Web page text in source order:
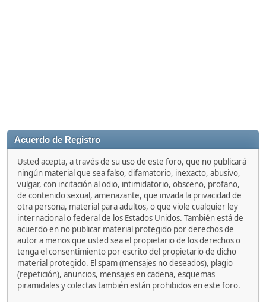
Acuerdo de Registro
Usted acepta, a través de su uso de este foro, que no publicará
ningún material que sea falso, difamatorio, inexacto, abusivo,
vulgar, con incitación al odio, intimidatorio, obsceno, profano,
de contenido sexual, amenazante, que invada la privacidad de
otra persona, material para adultos, o que viole cualquier ley
internacional o federal de los Estados Unidos. También está de
acuerdo en no publicar material protegido por derechos de
autor a menos que usted sea el propietario de los derechos o
tenga el consentimiento por escrito del propietario de dicho
material protegido. El spam (mensajes no deseados), plagio
(repetición), anuncios, mensajes en cadena, esquemas
piramidales y colectas también están prohibidos en este foro.